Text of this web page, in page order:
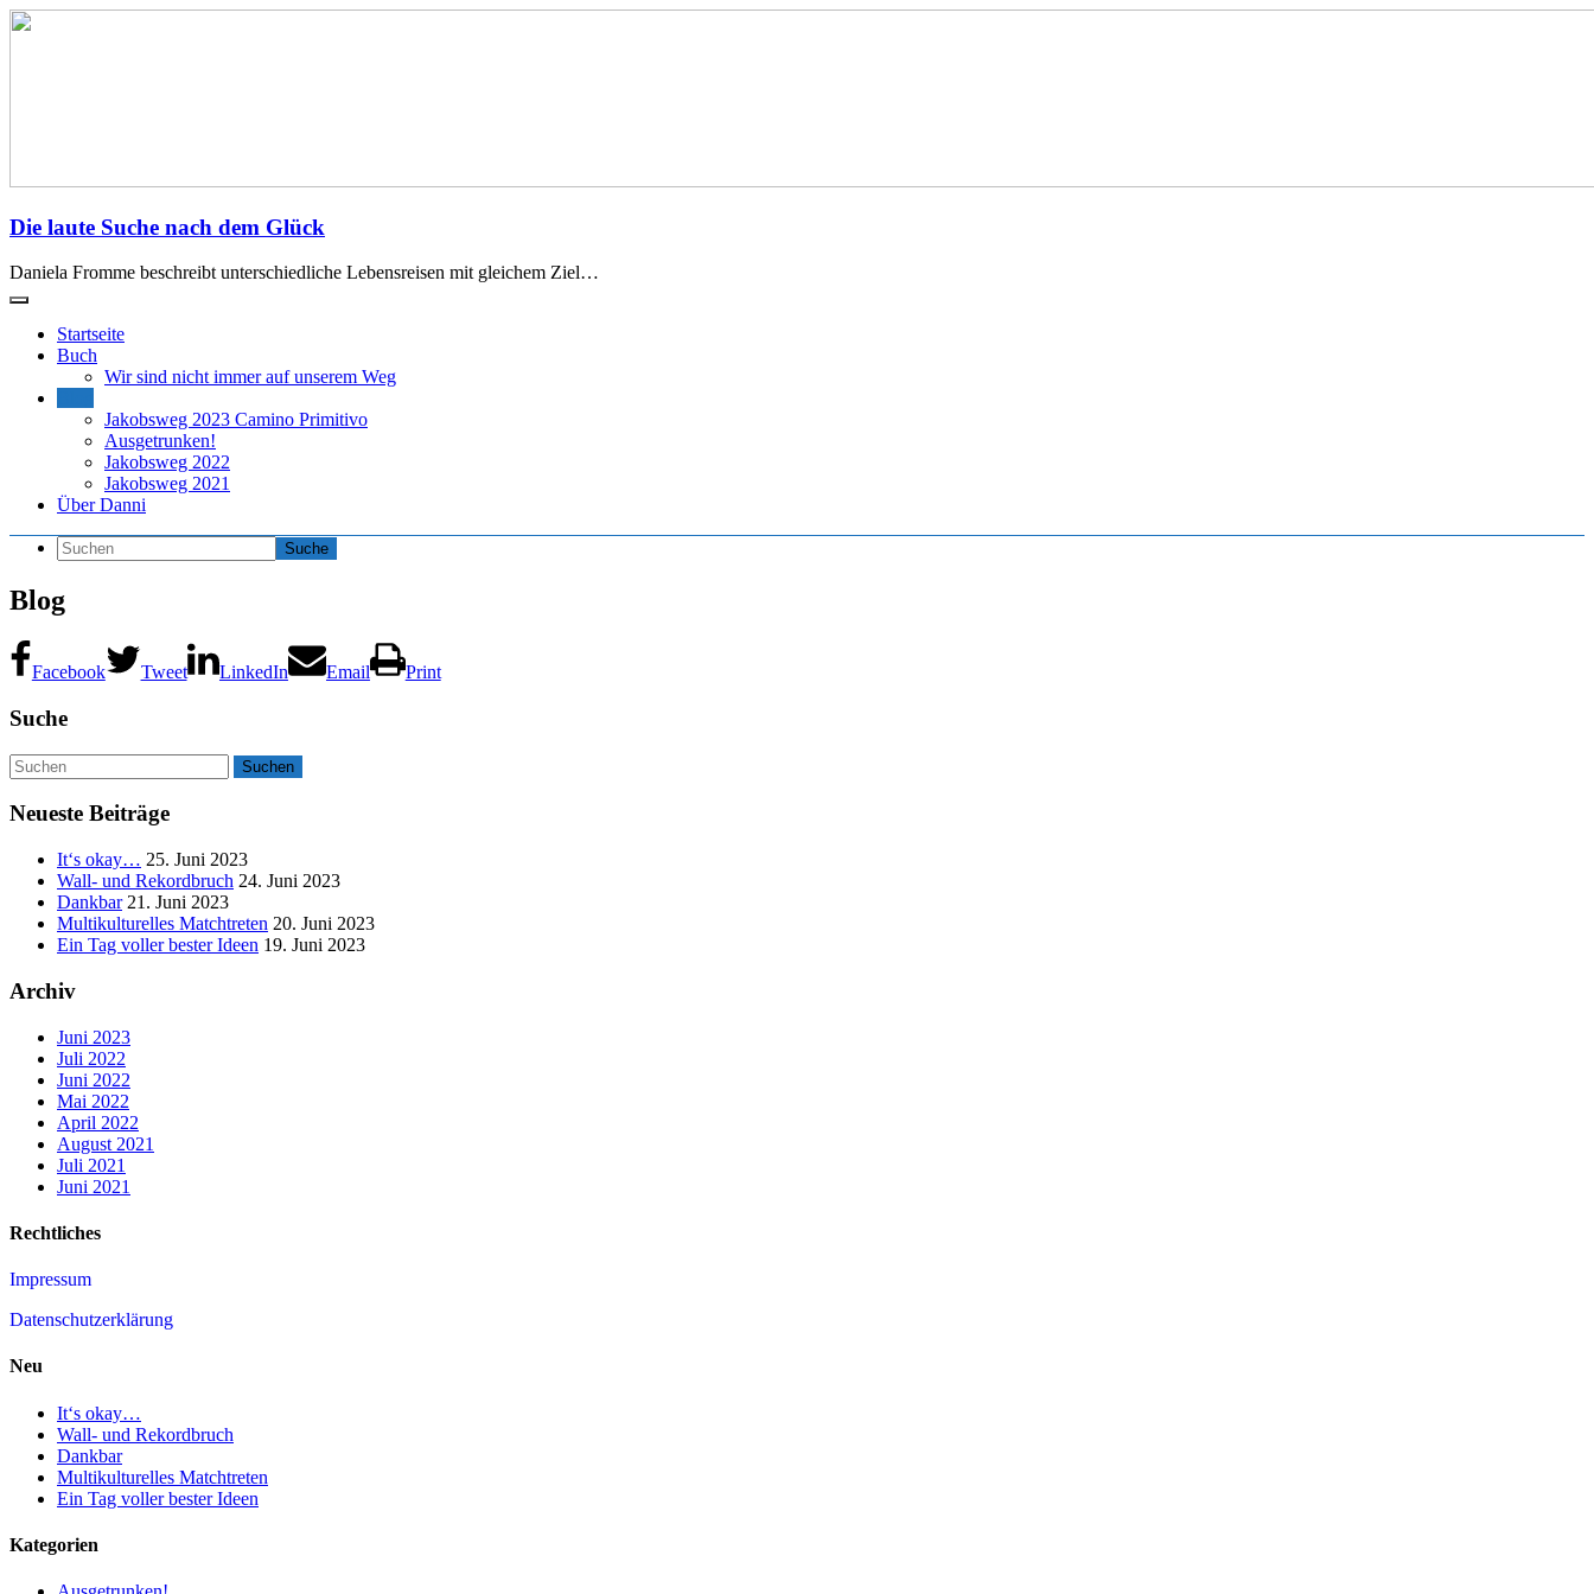
Zum
Die laute Suche nach dem Glück
Daniela Fromme beschreibt unterschiedliche Lebensreisen mit gleichem Ziel…
Startseite
Buch
Wir sind nicht immer auf unserem Weg
Jakobsweg 2023 Camino Primitivo
Ausgetrunken!
Jakobsweg 2022
Jakobsweg 2021
Über Danni
Blog
Facebook Tweet LinkedIn Email Print
Suche
Neueste Beiträge
It‘s okay… 25. Juni 2023
Wall- und Rekordbruch 24. Juni 2023
Dankbar 21. Juni 2023
Multikulturelles Matchtreten 20. Juni 2023
Ein Tag voller bester Ideen 19. Juni 2023
Archiv
Juni 2023
Juli 2022
Juni 2022
Mai 2022
April 2022
August 2021
Juli 2021
Juni 2021
Rechtliches
Impressum
Datenschutzerklärung
Neu
It‘s okay…
Wall- und Rekordbruch
Dankbar
Multikulturelles Matchtreten
Ein Tag voller bester Ideen
Kategorien